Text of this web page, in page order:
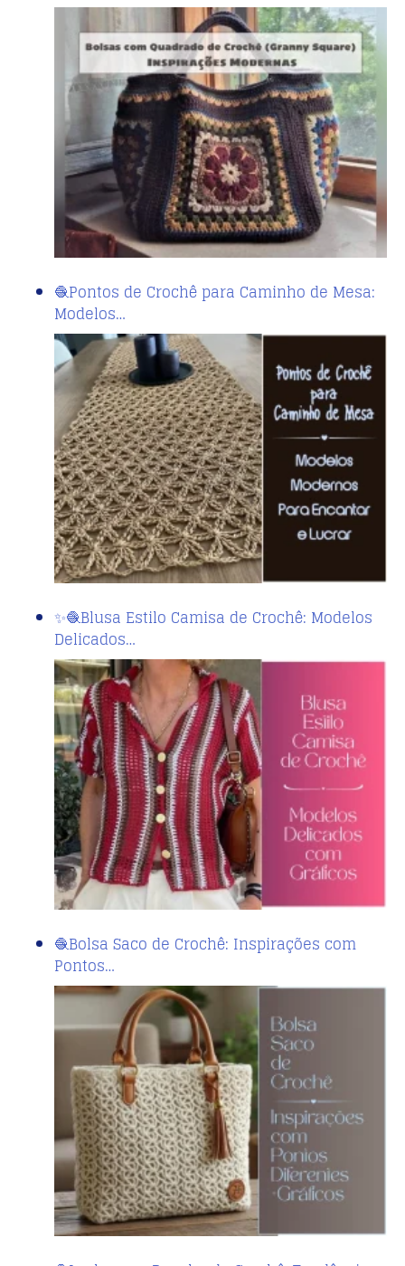
🧶Pontos de Crochê para Caminho de Mesa:
Modelos…
✨🧶Blusa Estilo Camisa de Crochê: Modelos
Delicados…
🧶Bolsa Saco de Crochê: Inspirações com
Pontos…